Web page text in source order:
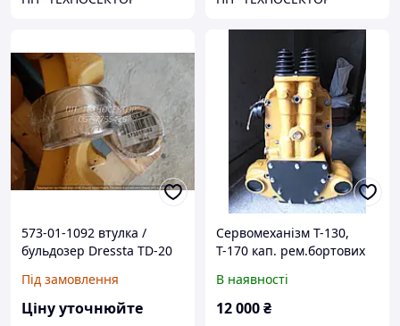
573-01-1092 втулка /
бульдозер Dressta TD-20
Під замовлення
Ціну уточнюйте
Сервомеханізм Т-130,
Т-170 кап. рем.бортових
В наявності
12 000₴